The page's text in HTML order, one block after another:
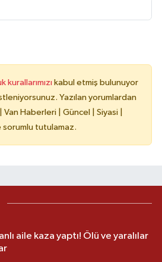
kurallarımızı kabul etmiş bulunuyor
Yazılan yorumlardan
Haberleri | Güncel | Siyasi |
sorumlu tutulamaz.
aile kaza yaptı! Ölü ve yaralılar